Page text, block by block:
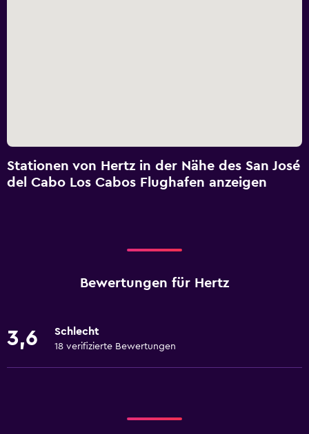
Stationen von Hertz in der Nähe des San José
del Cabo Los Cabos Flughafen anzeigen
Bewertungen für Hertz
3,6 Schlecht
18 verifizierte Bewertungen